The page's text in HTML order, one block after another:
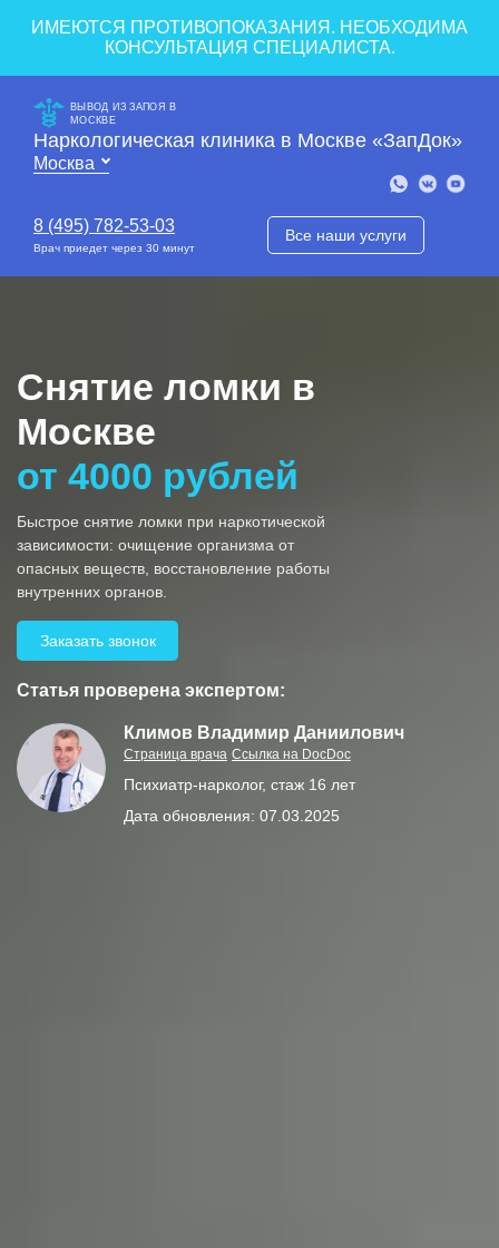
ИМЕЮТСЯ ПРОТИВОПОКАЗАНИЯ. НЕОБХОДИМА
КОНСУЛЬТАЦИЯ СПЕЦИАЛИСТА.
ВЫВОД ИЗ ЗАПОЯ В
МОСКВЕ
Наркологическая клиника в Москве «ЗапДок»
8 (495) 782-53-03
Врач приедет через 30 минут
Все наши услуги
Снятие ломки в
Москве
от 4000 рублей
Быстрое снятие ломки при наркотической
зависимости: очищение организма от
опасных веществ, восстановление работы
внутренних органов.
Заказать звонок
Статья проверена экспертом:
Климов Владимир Даниилович
Страница врача Ссылка на DocDoc
Психиатр-нарколог, стаж 16 лет
Дата обновления: 07.03.2025